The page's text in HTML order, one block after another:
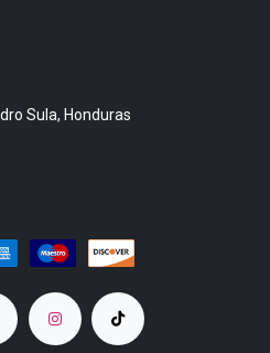
Sula, Honduras